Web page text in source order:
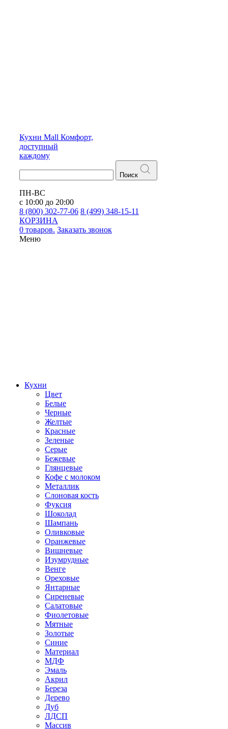
Кухни Mall Комфорт,
доступный
каждому
Поиск
ПН-ВС
с 10:00 до 20:00
8 (800) 302-77-06 8 (499) 348-15-11
КОРЗИНА
0 товаров. Заказать звонок
Меню
Кухни
Цвет
Белые
Черные
Желтые
Красные
Зеленые
Серые
Бежевые
Глянцевые
Кофе с молоком
Металлик
Слоновая кость
Фуксия
Шоколад
Шампань
Оливковые
Оранжевые
Вишневые
Изумрудные
Венге
Ореховые
Янтарные
Сиреневые
Салатовые
Фиолетовые
Мятные
Золотые
Синие
Материал
МДФ
Эмаль
Акрил
Береза
Дерево
Дуб
ЛДСП
Массив